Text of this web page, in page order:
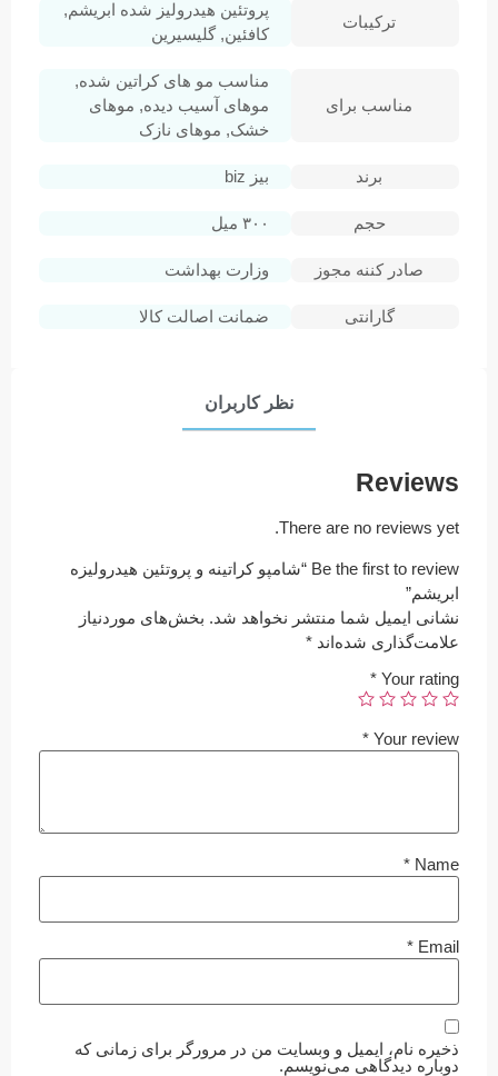
ترکیبات
پروتئین هیدرولیز شده ابریشم,
کافئین, گلیسیرین
مناسب برای
مناسب مو های کراتین شده,
موهای آسیب دیده, موهای
خشک, موهای نازک
برند بیز biz
حجم ۳۰۰ میل
صادر کننه مجوز وزارت بهداشت
گارانتی ضمانت اصالت کالا
نظر کاربران
Reviews
There are no reviews yet.
Be the first to review “شامپو کراتینه و پروتئین هیدرولیزه
ابریشم”
نشانی ایمیل شما منتشر نخواهد شد. بخش‌های موردنیاز
علامت‌گذاری شده‌اند *
Your rating
*
Your review
*
Name
*
Email
*
ذخیره نام، ایمیل و وبسایت من در مرورگر برای زمانی که
دوباره دیدگاهی می‌نویسم.